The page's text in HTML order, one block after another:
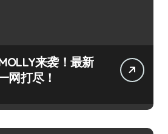
来袭！最新
网打尽！